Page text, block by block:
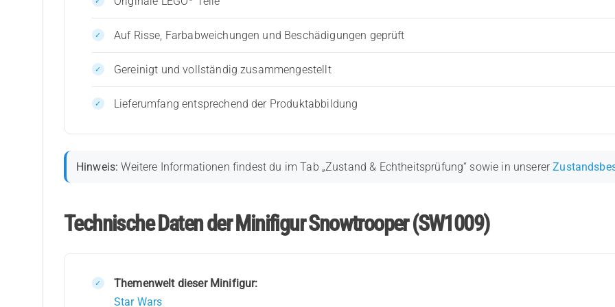
Auf Risse, Farbabweichungen und Beschädigungen geprüft
Gereinigt und vollständig zusammengestellt
Lieferumfang entsprechend der Produktabbildung
Hinweis: Weitere Informationen findest du im Tab „Zustand & Echtheitsprüfung“ sowie in unserer
Technische Daten der Minifigur Snowtrooper (SW1009)
Themenwelt dieser Minifigur:
Star Wars